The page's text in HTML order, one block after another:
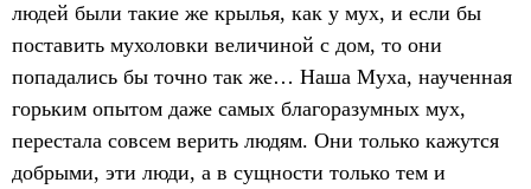
людей были такие же крылья, как у мух, и если бы
поставить мухоловки величиной с дом, то они
попадались бы точно так же… Наша Муха, наученная
горьким опытом даже самых благоразумных мух,
перестала совсем верить людям. Они только кажутся
добрыми, эти люди, а в сущности только тем и